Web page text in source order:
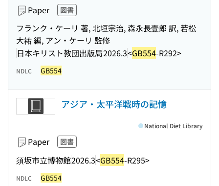
Paper 図書
フランク・ケーリ 著, 北垣宗治, 森永長壹郎 訳, 若松
大祐 編, アン・ケーリ 監修
日本キリスト教団出版局2026.3<GB554-R292>
NDLC GB554
アジア・太平洋戦時の記憶
Paper 図書
須坂市立博物館2026.3<GB554-R295>
National Diet Library
NDLC GB554